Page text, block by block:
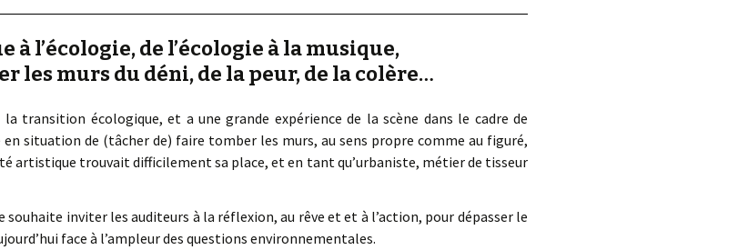
à l’écologie, de l’écologie à la musique,
les murs du déni, de la peur, de la colère…
transition écologique, et a une grande expérience de la scène dans le cadre de
en situation de (tâcher de) faire tomber les murs, au sens propre comme au figuré,
artistique trouvait difficilement sa place, et en tant qu’urbaniste, métier de tisseur
souhaite inviter les auditeurs à la réflexion, au rêve et et à l’action, pour dépasser le
face à l’ampleur des questions environnementales.